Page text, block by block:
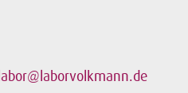
labor@laborvolkmann.de